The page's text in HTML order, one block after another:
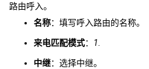
路由呼入。
名称：填写呼入路由的名称。
来电匹配模式： 1.
中继：选择中继。